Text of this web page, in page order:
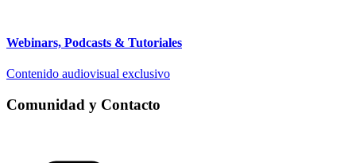
Webinars, Podcasts & Tutoriales
Contenido audiovisual exclusivo
Comunidad y Contacto